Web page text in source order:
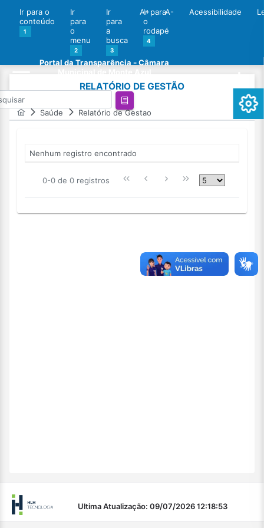
Ir para o
conteúdo
1
Ir
para
o
menu
2
Ir
para
a
busca
3
Ir para
o
rodapé
4
A+ A- Acessibilidade
Portal da Transparência - Câmara
RELATÓRIO DE GESTÃO
Saúde Relatório de Gestao
Nenhum registro encontrado
0-0 de 0 registros
Ultima Atualização: 09/07/2026 12:18:53